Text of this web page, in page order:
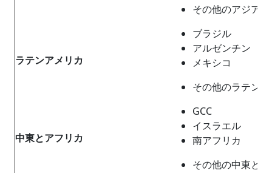
その他のアジア
ラテンアメリカ
ブラジル
アルゼンチン
メキシコ
その他のラテン
中東とアフリカ
GCC
イスラエル
南アフリカ
その他の中東と